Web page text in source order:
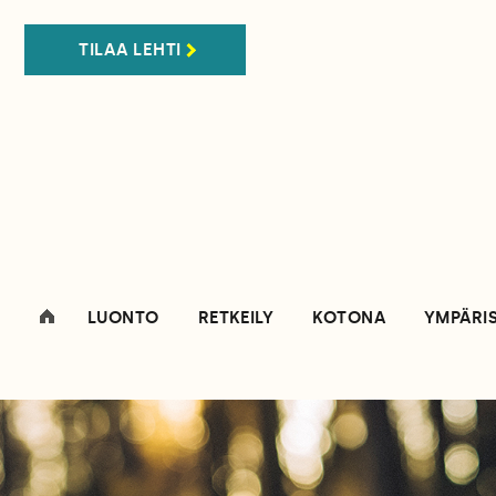
TILAA LEHTI
LUONTO RETKEILY KOTONA